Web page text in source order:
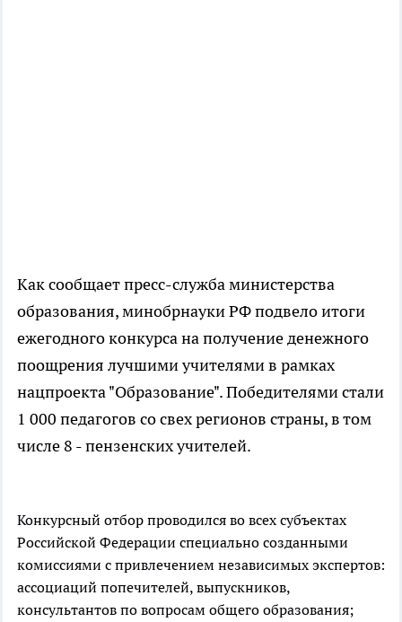
Как сообщает пресс-служба министерства
образования, минобрнауки РФ подвело итоги
ежегодного конкурса на получение денежного
поощрения лучшими учителями в рамках
нацпроекта "Образование". Победителями стали
1 000 педагогов со свех регионов страны, в том
числе 8 - пензенских учителей.
Конкурсный отбор проводился во всех субъектах
Российской Федерации специально созданными
комиссиями с привлечением независимых экспертов:
ассоциаций попечителей, выпускников,
консультантов по вопросам общего образования;